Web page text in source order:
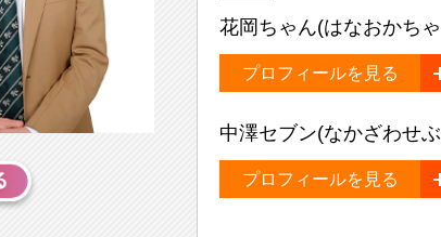
花岡ちゃん(はなおかち
プロフィールを見る
中澤セブン(なかざわせ
プロフィールを見る